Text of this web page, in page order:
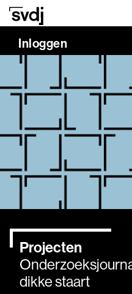
Naar hoofdinhoud
Inloggen
Projecten
dikke staart